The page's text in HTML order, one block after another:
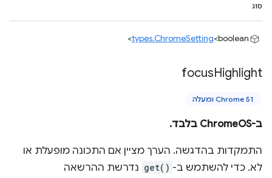
סוג
types.ChromeSetting<boolean>
focusHighlight
Chrome 51 ומעלה
ב-ChromeOS בלבד.
התמקדות בהדגשה. הערך מציין אם התכונה מופעלת או
לא. כדי להשתמש ב- get() נדרשת ההרשאה